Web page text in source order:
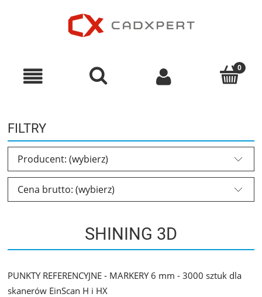
FILTRY
Producent: (wybierz)
Cena brutto: (wybierz)
SHINING 3D
PUNKTY REFERENCYJNE - MARKERY 6 mm - 3000 sztuk dla
skanerów EinScan H i HX